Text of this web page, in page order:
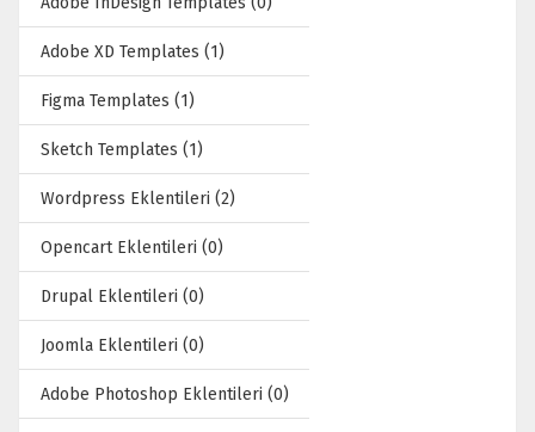
Adobe XD Templates (1)
Figma Templates (1)
Sketch Templates (1)
Wordpress Eklentileri (2)
Opencart Eklentileri (0)
Drupal Eklentileri (0)
Joomla Eklentileri (0)
Adobe Photoshop Eklentileri (0)